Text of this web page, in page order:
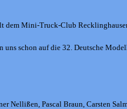
dem Mini-Truck-Club
uns schon auf die 32. Deutsche
Nellißen, Pascal Braun, Carsten